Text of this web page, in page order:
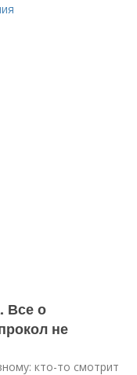
Все о
не
кто-то смотрит